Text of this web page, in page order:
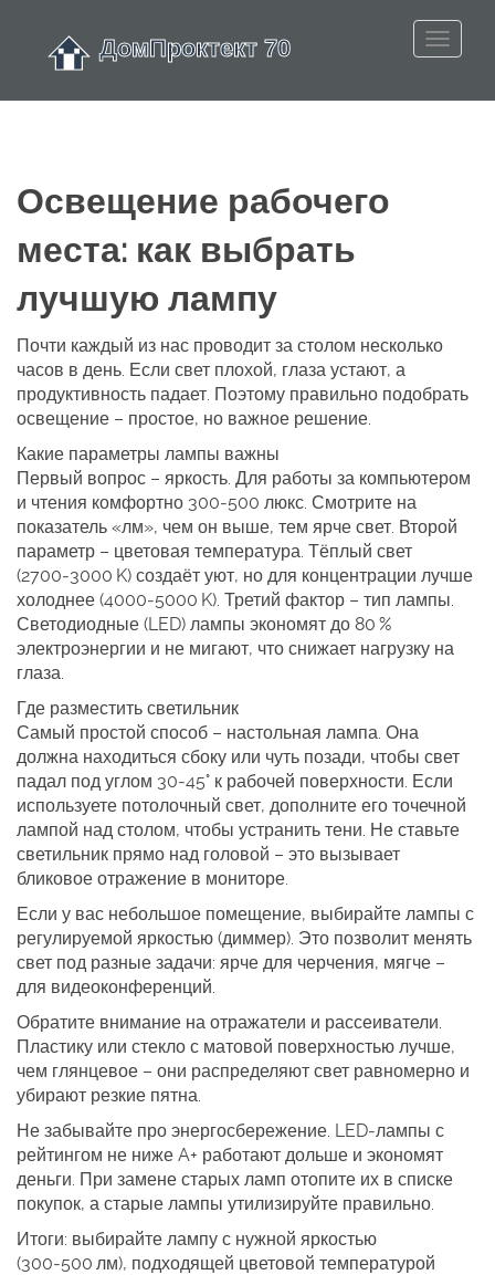
Освещение рабочего
места: как выбрать
лучшую лампу
Почти каждый из нас проводит за столом несколько
часов в день. Если свет плохой, глаза устают, а
продуктивность падает. Поэтому правильно подобрать
освещение – простое, но важное решение.
Какие параметры лампы важны
Первый вопрос – яркость. Для работы за компьютером
и чтения комфортно 300‑500 люкс. Смотрите на
показатель «лм», чем он выше, тем ярче свет. Второй
параметр – цветовая температура. Тёплый свет
(2700‑3000 K) создаёт уют, но для концентрации лучше
холоднее (4000‑5000 K). Третий фактор – тип лампы.
Светодиодные (LED) лампы экономят до 80 %
электроэнергии и не мигают, что снижает нагрузку на
глаза.
Где разместить светильник
Самый простой способ – настольная лампа. Она
должна находиться сбоку или чуть позади, чтобы свет
падал под углом 30‑45° к рабочей поверхности. Если
используете потолочный свет, дополните его точечной
лампой над столом, чтобы устранить тени. Не ставьте
светильник прямо над головой – это вызывает
бликовое отражение в мониторе.
Если у вас небольшое помещение, выбирайте лампы с
регулируемой яркостью (диммер). Это позволит менять
свет под разные задачи: ярче для черчения, мягче –
для видеоконференций.
Обратите внимание на отражатели и рассеиватели.
Пластику или стекло с матовой поверхностью лучше,
чем глянцевое – они распределяют свет равномерно и
убирают резкие пятна.
Не забывайте про энергосбережение. LED‑лампы с
рейтингом не ниже A+ работают дольше и экономят
деньги. При замене старых ламп отопите их в списке
покупок, а старые лампы утилизируйте правильно.
Итоги: выбирайте лампу с нужной яркостью
(300‑500 лм), подходящей цветовой температурой